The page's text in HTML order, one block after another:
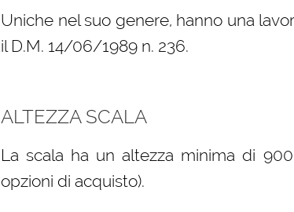
Uniche nel suo genere, hanno una
il D.M. 14/06/1989 n. 236.
ALTEZZA SCALA
La scala ha un altezza minima di
opzioni di acquisto).